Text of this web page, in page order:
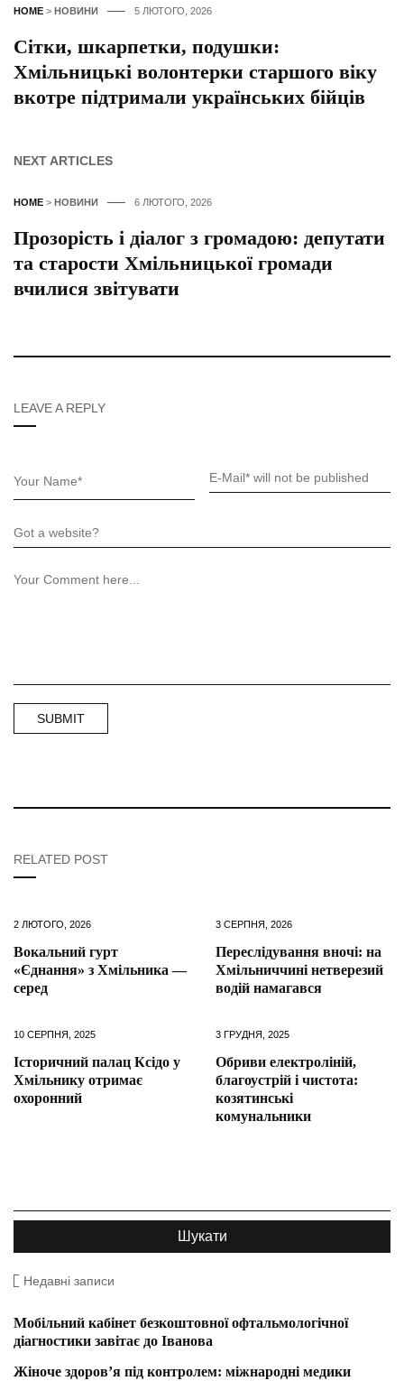
HOME > НОВИНИ 5 ЛЮТОГО, 2026
Сітки, шкарпетки, подушки:
Хмільницькі волонтерки старшого віку
вкотре підтримали українських бійців
NEXT ARTICLES
HOME > НОВИНИ 6 ЛЮТОГО, 2026
Прозорість і діалог з громадою: депутати
та старости Хмільницької громади
вчилися звітувати
LEAVE A REPLY
RELATED POST
2 ЛЮТОГО, 2026
Вокальний гурт
«Єднання» з Хмільника —
серед
3 СЕРПНЯ, 2026
Переслідування вночі: на
Хмільниччині нетверезий
водій намагався
10 СЕРПНЯ, 2025
Історичний палац Ксідо у
Хмільнику отримає
охоронний
3 ГРУДНЯ, 2025
Обриви електроліній,
благоустрій і чистота:
козятинські
комунальники
Недавні записи
Мобільний кабінет безкоштовної офтальмологічної
діагностики завітає до Іванова
Жіноче здоров’я під контролем: міжнародні медики